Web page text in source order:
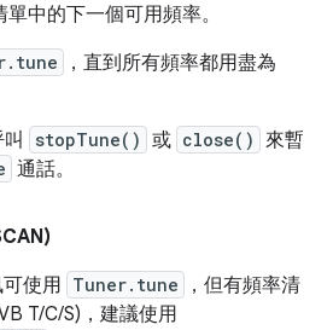
中的下一個可用頻率。
，直到所有頻率都用盡為
stopTune() 或 close() 來暫
通話。
使用 Tuner.tune
，但有頻率清
T/C/S)，建議使用